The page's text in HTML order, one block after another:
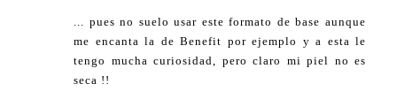
... pues no suelo usar este formato de base aunque
me encanta la de Benefit por ejemplo y a esta le
tengo mucha curiosidad, pero claro mi piel no es
seca !!